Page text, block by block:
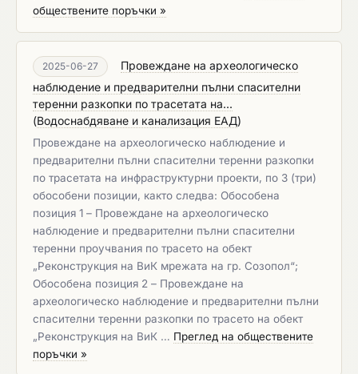
обществените поръчки »
2025-06-27
Провеждане на археологическо
наблюдение и предварителни пълни спасителни
теренни разкопки по трасетата на...
(Водоснабдяване и канализация ЕАД)
Провеждане на археологическо наблюдение и
предварителни пълни спасителни теренни разкопки
по трасетата на инфраструктурни проекти, по 3 (три)
обособени позиции, както следва: Обособена
позиция 1 – Провеждане на археологическо
наблюдение и предварителни пълни спасителни
теренни проучвания по трасето на обект
„Реконструкция на ВиК мрежата на гр. Созопол“;
Обособена позиция 2 – Провеждане на
археологическо наблюдение и предварителни пълни
спасителни теренни разкопки по трасето на обект
„Реконструкция на ВиК … Преглед на обществените
поръчки »